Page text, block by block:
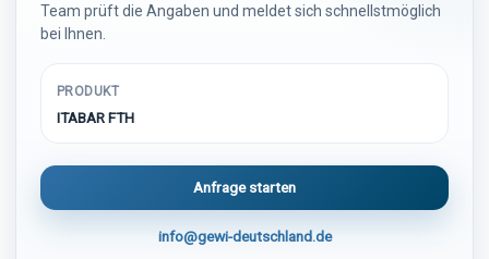
Team prüft die Angaben und meldet sich schnellstmöglich
bei Ihnen.
PRODUKT
ITABAR FTH
Anfrage starten
info@gewi-deutschland.de